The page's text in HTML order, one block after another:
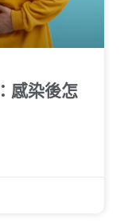
感染後怎